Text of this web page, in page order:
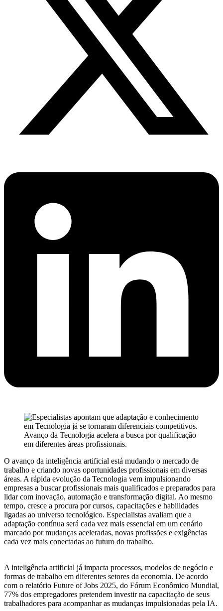
Avanço da Tecnologia acelera a busca por qualificação
em diferentes áreas profissionais.
O avanço da inteligência artificial está mudando o mercado de
trabalho e criando novas oportunidades profissionais em diversas
áreas. A rápida evolução da Tecnologia vem impulsionando
empresas a buscar profissionais mais qualificados e preparados para
lidar com inovação, automação e transformação digital. Ao mesmo
tempo, cresce a procura por cursos, capacitações e habilidades
ligadas ao universo tecnológico. Especialistas avaliam que a
adaptação contínua será cada vez mais essencial em um cenário
marcado por mudanças aceleradas, novas profissões e exigências
cada vez mais conectadas ao futuro do trabalho.
A inteligência artificial já impacta processos, modelos de negócio e
formas de trabalho em diferentes setores da economia. De acordo
com o relatório Future of Jobs 2025, do Fórum Econômico Mundial,
77% dos empregadores pretendem investir na capacitação de seus
trabalhadores para acompanhar as mudanças impulsionadas pela IA.